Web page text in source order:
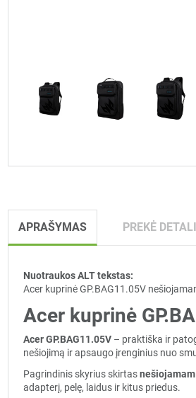
APRAŠYMAS PREKĖ
Nuotraukos ALT tekstas:
Acer kuprinė GP.BAG11.05V
Acer kuprinė
Acer GP.BAG11.05V– praktiška ir
nešiojimą ir apsaugo įrenginius nuo
Pagrindinis skyrius skirtas
adapterį, pelę, laidus ir kitus priedus.